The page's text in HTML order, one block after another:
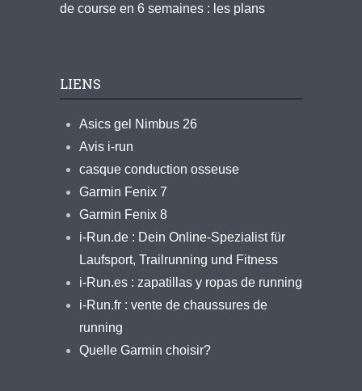
de course en 6 semaines : les plans
LIENS
Asics gel Nimbus 26
Avis i-run
casque conduction osseuse
Garmin Fenix 7
Garmin Fenix 8
i-Run.de : Dein Online-Spezialist für
Laufsport, Trailrunning und Fitness
i-Run.es : zapatillas y ropas de running
i-Run.fr : vente de chaussures de
running
Quelle Garmin choisir?